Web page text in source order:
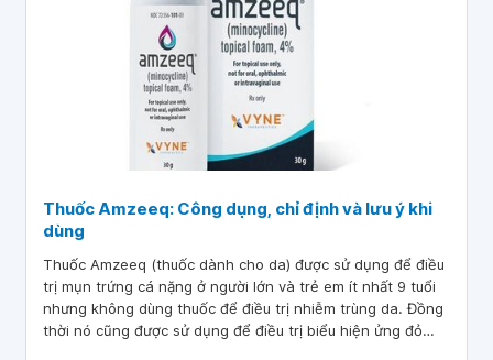
Thuốc Amzeeq: Công dụng, chỉ định và lưu ý khi
dùng
Thuốc Amzeeq (thuốc dành cho da) được sử dụng để điều
trị mụn trứng cá nặng ở người lớn và trẻ em ít nhất 9 tuổi
nhưng không dùng thuốc để điều trị nhiễm trùng da. Đồng
thời nó cũng được sử dụng để điều trị biểu hiện ửng đỏ